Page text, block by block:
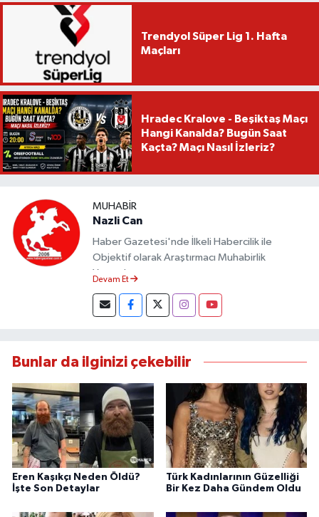
Trendyol Süper Lig 1. Hafta
Maçları
Hradec Kralove - Beşiktaş Maçı
Hangi Kanalda? Bugün Saat
Kaçta? Maçı Nasıl İzleriz?
MUHABIR
Nazli Can
Haber Gazetesi'nde İlkeli Habercilik ile
Objektif olarak Araştırmacı Muhabirlik
Yapmaktayım.
Devam Et
Bunlar da ilginizi çekebilir
Eren Kaşıkçı Neden Öldü?
İşte Son Detaylar
Türk Kadınlarının Güzelliği
Bir Kez Daha Gündem Oldu